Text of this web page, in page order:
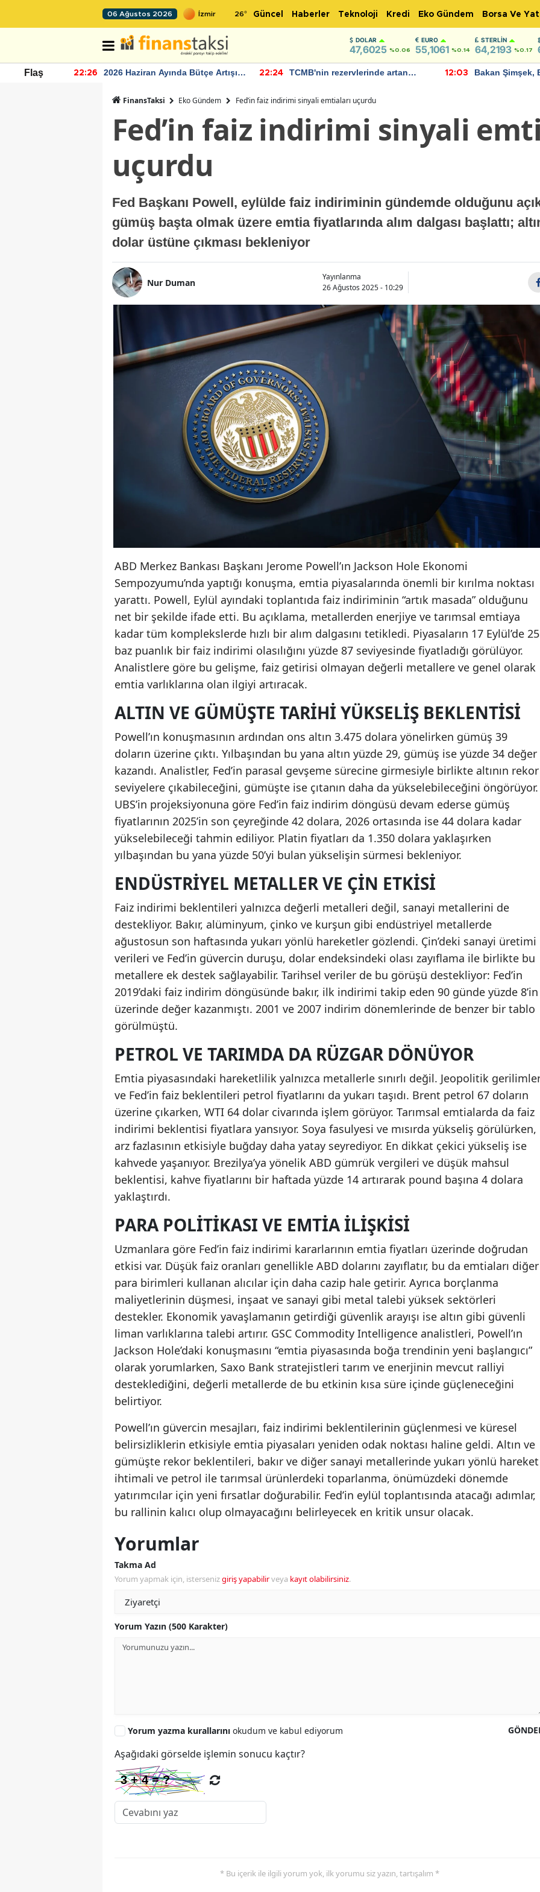
06 Ağustos 2026 26° Güncel Haberler Teknoloji Kredi Eko Gündem Borsa Ve
DOLAR
47,6025 %0.06
EURO
55,1061 %0.14
STERLIN
64,2193 %0.17
Flaş 22:26
2026 Haziran Ayında Bütçe Artışı
22:24
TCMB'nin rezervlerinde artan
12:03
Bakan Şimşek,
FinansTaksi Eko Gündem Fed’in faiz indirimi sinyali emtiaları uçurdu
Fed’in faiz indirimi sinyali
uçurdu
Fed Başkanı Powell, eylülde faiz indiriminin gündemde olduğunu
gümüş başta olmak üzere emtia fiyatlarında alım dalgası başlattı;
dolar üstüne çıkması bekleniyor
Nur Duman
Yayınlanma
26 Ağustos 2025 - 10:29
ABD Merkez Bankası Başkanı Jerome Powell’ın Jackson Hole Ekonomi
Sempozyumu’nda yaptığı konuşma, emtia piyasalarında önemli bir kırılma noktası
yarattı. Powell, Eylül ayındaki toplantıda faiz indiriminin “artık masada” olduğunu
net bir şekilde ifade etti. Bu açıklama, metallerden enerjiye ve tarımsal emtiaya
kadar tüm komplekslerde hızlı bir alım dalgasını tetikledi. Piyasaların 17 Eylül’de 25
baz puanlık bir faiz indirimi olasılığını yüzde 87 seviyesinde fiyatladığı görülüyor.
Analistlere göre bu gelişme, faiz getirisi olmayan değerli metallere ve genel olarak
emtia varlıklarına olan ilgiyi artıracak.
ALTIN VE GÜMÜŞTE TARIHI YÜKSELIŞ BEKLENTISI
Powell’ın konuşmasının ardından ons altın 3.475 dolara yönelirken gümüş 39
doların üzerine çıktı. Yılbaşından bu yana altın yüzde 29, gümüş ise yüzde 34 değer
kazandı. Analistler, Fed’in parasal gevşeme sürecine girmesiyle birlikte altının rekor
seviyelere çıkabileceğini, gümüşte ise çıtanın daha da yükselebileceğini öngörüyor.
UBS’in projeksiyonuna göre Fed’in faiz indirim döngüsü devam ederse gümüş
fiyatlarının 2025’in son çeyreğinde 42 dolara, 2026 ortasında ise 44 dolara kadar
yükselebileceği tahmin ediliyor. Platin fiyatları da 1.350 dolara yaklaşırken
yılbaşından bu yana yüzde 50’yi bulan yükselişin sürmesi bekleniyor.
ENDÜSTRIYEL METALLER VE ÇIN ETKISI
Faiz indirimi beklentileri yalnızca değerli metalleri değil, sanayi metallerini de
destekliyor. Bakır, alüminyum, çinko ve kurşun gibi endüstriyel metallerde
ağustosun son haftasında yukarı yönlü hareketler gözlendi. Çin’deki sanayi üretimi
verileri ve Fed’in güvercin duruşu, dolar endeksindeki olası zayıflama ile birlikte bu
metallere ek destek sağlayabilir. Tarihsel veriler de bu görüşü destekliyor: Fed’in
2019’daki faiz indirim döngüsünde bakır, ilk indirimi takip eden 90 günde yüzde 8’in
üzerinde değer kazanmıştı. 2001 ve 2007 indirim dönemlerinde de benzer bir tablo
görülmüştü.
PETROL VE TARIMDA DA RÜZGAR DÖNÜYOR
Emtia piyasasındaki hareketlilik yalnızca metallerle sınırlı değil. Jeopolitik
ve Fed’in faiz beklentileri petrol fiyatlarını da yukarı taşıdı. Brent petrol 67 doların
üzerine çıkarken, WTI 64 dolar civarında işlem görüyor. Tarımsal emtialarda da faiz
indirimi beklentisi fiyatlara yansıyor. Soya fasulyesi ve mısırda yükseliş görülürken,
arz fazlasının etkisiyle buğday daha yatay seyrediyor. En dikkat çekici yükseliş ise
kahvede yaşanıyor. Brezilya’ya yönelik ABD gümrük vergileri ve düşük mahsul
beklentisi, kahve fiyatlarını bir haftada yüzde 14 artırarak pound başına 4 dolara
yaklaştırdı.
PARA POLITIKASI VE EMTIA İLIŞKISI
Uzmanlara göre Fed’in faiz indirimi kararlarının emtia fiyatları üzerinde doğrudan
etkisi var. Düşük faiz oranları genellikle ABD dolarını zayıflatır, bu da emtiaları diğer
para birimleri kullanan alıcılar için daha cazip hale getirir. Ayrıca borçlanma
maliyetlerinin düşmesi, inşaat ve sanayi gibi metal talebi yüksek sektörleri
destekler. Ekonomik yavaşlamanın getirdiği güvenlik arayışı ise altın gibi güvenli
liman varlıklarına talebi artırır. GSC Commodity Intelligence analistleri, Powell’ın
Jackson Hole’daki konuşmasını “emtia piyasasında boğa trendinin yeni başlangıcı”
olarak yorumlarken, Saxo Bank stratejistleri tarım ve enerjinin mevcut ralliyi
desteklediğini, değerli metallerde de bu etkinin kısa süre içinde güçleneceğini
belirtiyor.
Powell’ın güvercin mesajları, faiz indirimi beklentilerinin güçlenmesi ve küresel
belirsizliklerin etkisiyle emtia piyasaları yeniden odak noktası haline geldi. Altın ve
gümüşte rekor beklentileri, bakır ve diğer sanayi metallerinde yukarı yönlü hareket
ihtimali ve petrol ile tarımsal ürünlerdeki toparlanma, önümüzdeki dönemde
yatırımcılar için yeni fırsatlar doğurabilir. Fed’in eylül toplantısında atacağı adımlar,
bu rallinin kalıcı olup olmayacağını belirleyecek en kritik unsur olacak.
Yorumlar
Takma Ad
Yorum yapmak için, istersenizgiriş yapabilirveya kayıt olabilirsiniz.
Yorum Yazın (500 Karakter)
Yorum yazma kurallarını okudum ve kabul ediyorum
Aşağıdaki görselde işlemin sonucu kaçtır?
* Bu içerik ile ilgili yorum yok, ilk yorumu siz yazın, tartışalım *